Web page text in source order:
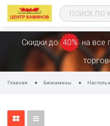
Скидки до 40% на все
Главная Биокамины